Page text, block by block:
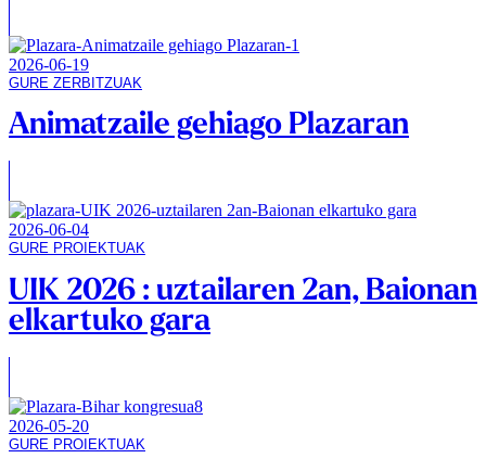
2026-06-19
GURE ZERBITZUAK
Animatzaile gehiago Plazaran
2026-06-04
GURE PROIEKTUAK
UIK 2026 : uztailaren 2an, Baionan
elkartuko gara
2026-05-20
GURE PROIEKTUAK